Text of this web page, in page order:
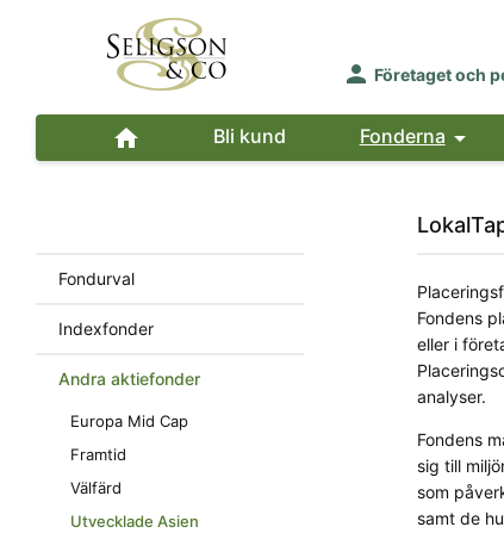
 Företaget och
 Bli kund Fonderna
Fondurval
Indexfonder
Andra aktiefonder
Europa Mid Cap
Framtid
Välfärd
Utvecklade Asien
Fondens
eller i
analyser.
Fondens
sig till
som
samt de